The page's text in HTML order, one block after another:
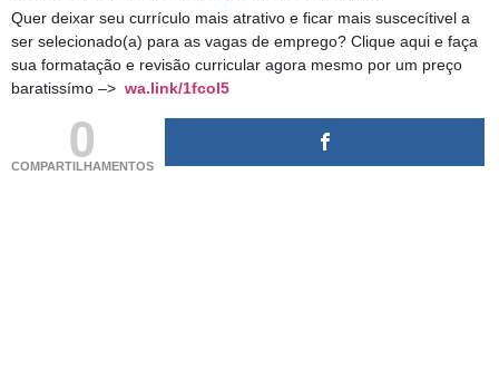
Quer deixar seu currículo mais atrativo e ficar mais suscecítivel a
ser selecionado(a) para as vagas de emprego? Clique aqui e faça
sua formatação e revisão curricular agora mesmo por um preço
baratissímo –> wa.link/1fcol5
0
COMPARTILHAMENTOS